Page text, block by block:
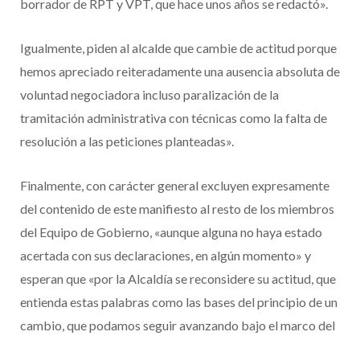
borrador de RPT y VPT, que hace unos años se redactó».
Igualmente, piden al alcalde que cambie de actitud porque
hemos apreciado reiteradamente una ausencia absoluta de
voluntad negociadora incluso paralización de la
tramitación administrativa con técnicas como la falta de
resolución a las peticiones planteadas».
Finalmente, con carácter general excluyen expresamente
del contenido de este manifiesto al resto de los miembros
del Equipo de Gobierno, «aunque alguna no haya estado
acertada con sus declaraciones, en algún momento» y
esperan que «por la Alcaldía se reconsidere su actitud, que
entienda estas palabras como las bases del principio de un
cambio, que podamos seguir avanzando bajo el marco del